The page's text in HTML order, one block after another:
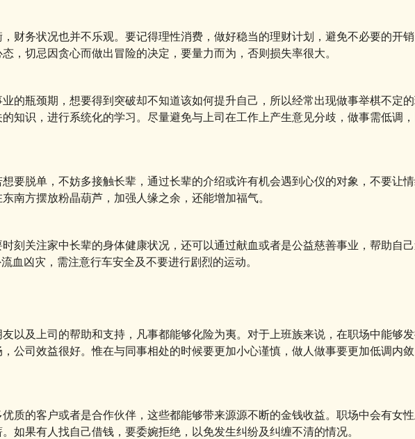
财务状况也并不乐观。要记得理性消费，做好稳当的理财计划，避免不必要的开
，切忌因贪心而做出冒险的决定，要量力而为，否则损失率很大。
的瓶颈期，想要得到突破却不知道该如何提升自己，所以经常出现做事举棋不定
知识，进行系统化的学习。尽量避免与上司在工作上产生意见分歧，做事需低调
要脱单，不妨多接触长辈，通过长辈的介绍或许有机会遇到心仪的对象，不要让
南方摆放粉晶葫芦，加强人缘之余，还能增加福气。
刻关注家中长辈的身体健康状况，还可以通过献血或者是公益慈善事业，帮助自
血凶灾，需注意行车安全及不要进行剧烈的运动。
以及上司的帮助和支持，凡事都能够化险为夷。对于上班族来说，在职场中能够
公司效益很好。惟在与同事相处的时候要更加小心谨慎，做人做事要更加低调内
质的客户或者是合作伙伴，这些都能够带来源源不断的金钱收益。职场中会有女
如果有人找自己借钱，要委婉拒绝，以免发生纠纷及纠缠不清的情况。